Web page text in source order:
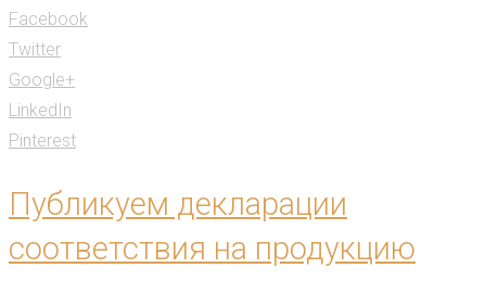
Facebook
Twitter
Google+
LinkedIn
Pinterest
Публикуем декларации
соответствия на продукцию